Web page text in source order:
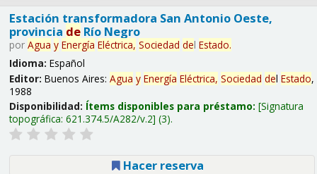
Estación transformadora San Antonio Oeste,
provincia deRío Negro
por Agua y Energía Eléctrica, Sociedad del Estado.
Idioma: Español
Editor: Buenos Aires: Agua y Energía Eléctrica, Sociedad del Estado,
1988
Disponibilidad: Ítems disponibles para préstamo: Signatura
topográfica: 621.374.5/A282/v.2 (3).
Hacer reserva